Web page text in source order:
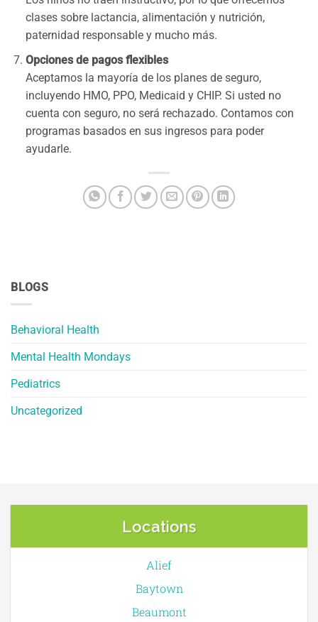
BLOGS
Behavioral Health
Mental Health Mondays
Pediatrics
Uncategorized
clases sobre lactancia, alimentación y nutrición,
paternidad responsable y mucho más.
Opciones de pagos flexibles
Aceptamos la mayoría de los planes de seguro,
incluyendo HMO, PPO, Medicaid y CHIP. Si usted no
cuenta con seguro, no será rechazado. Contamos con
programas basados en sus ingresos para poder
ayudarle.
Locations
Alief
Baytown
Beaumont